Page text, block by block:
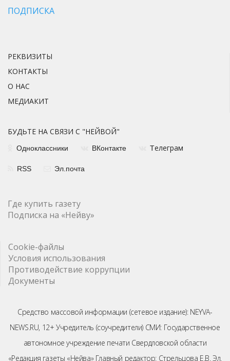
ПОДПИСКА
РЕКВИЗИТЫ
КОНТАКТЫ
О НАС
МЕДИАКИТ
БУДЬТЕ НА СВЯЗИ С "НЕЙВОЙ"
Одноклассники ВКонтакте Телеграм
RSS Эл.почта
Где купить газету
Подписка на «Нейву»
Cookie-файлы
Условия использования
Противодействие коррупции
Документы
Средство массовой информации (сетевое издание): NEYVA-
NEWS.RU, 12+ Учредитель (соучредители) СМИ: Государственное
автономное учреждение печати Свердловской области
«Редакция газеты «Нейва» Главный редактор: Стрельцова Е.В. Эл.